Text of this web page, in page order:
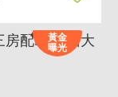
黃金
曝光